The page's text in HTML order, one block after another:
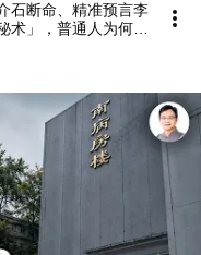
石断命、精准预言李
」，普通人为何忙
告合集[She's